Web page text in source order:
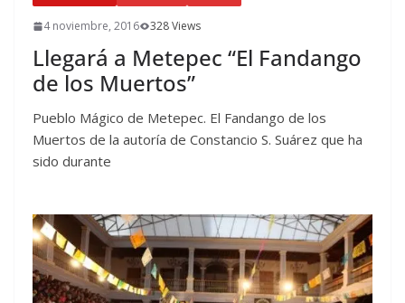
4 noviembre, 2016 328 Views
Llegará a Metepec “El Fandango
de los Muertos”
Pueblo Mágico de Metepec. El Fandango de los
Muertos de la autoría de Constancio S. Suárez que ha
sido durante